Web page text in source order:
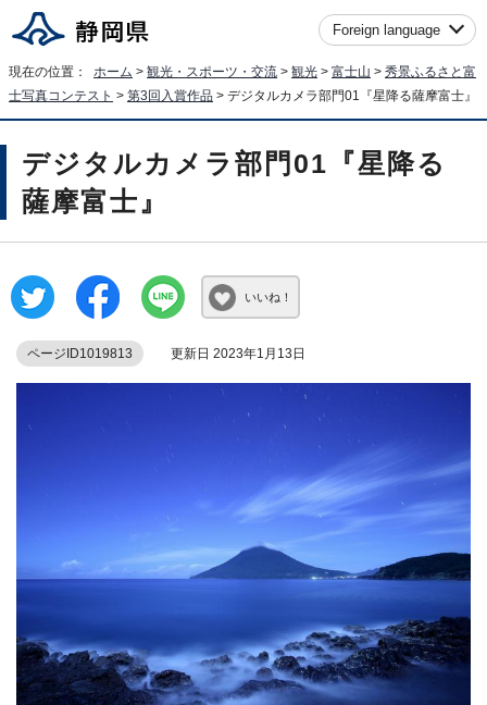
Foreign language
現在の位置： ホーム > 観光・スポーツ・交流 > 観光 > 富士山 > 秀景ふるさと富
士写真コンテスト > 第3回入賞作品 > デジタルカメラ部門01『星降る薩摩富士』
デジタルカメラ部門01『星降る
薩摩富士』
いいね！
ページID1019813 更新日 2023年1月13日